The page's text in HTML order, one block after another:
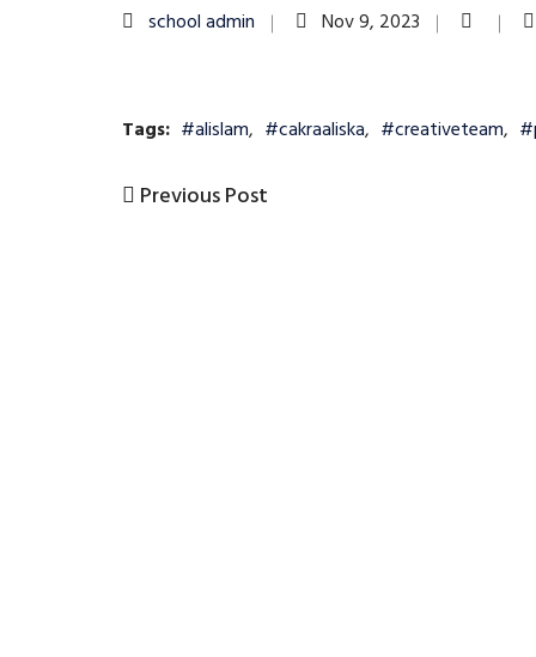
school admin Nov 9, 2023
Tags: #alislam, #cakraaliska, #creativeteam,
Post
Previous
Previous Post